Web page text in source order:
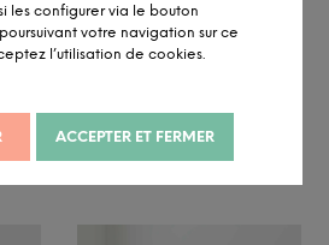
les configurer via le bouton
votre navigation sur ce
l’utilisation de cookies.
ACCEPTER ET FERMER